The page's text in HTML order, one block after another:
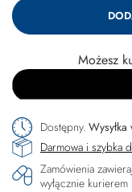
Możesz
Dostępny Wysyłka
Darmowa i szybka
Zamówienia
wyłącznie